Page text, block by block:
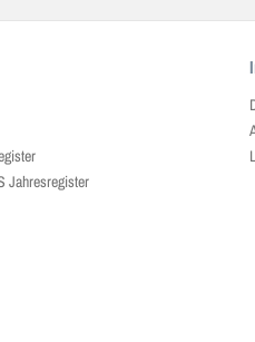
Jahresregister